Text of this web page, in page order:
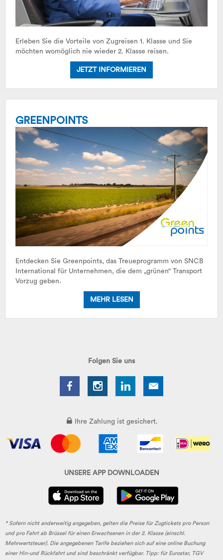
Erleben Sie die Vorteile von Zugreisen 1. Klasse und Sie
möchten womöglich nie wieder 2. Klasse reisen.
JETZT INFORMIEREN
GREENPOINTS
Entdecken Sie Greenpoints, das Treueprogramm von SNCB
International für Unternehmen, die dem „grünen“ Transport
Vorzug geben.
MEHR LESEN
Folgen Sie uns
Ihre Zahlung ist gesichert.
UNSERE APP DOWNLOADEN
* Sofern nicht anderweitig angegeben, gelten die Preise für Zugtickets pro Person
und pro Fahrt ab Brüssel für einen Erwachsenen in der 2. Klasse (einschl.
Mehrwertsteuer). Die angegebenen Tarife beziehen sich auf eine online Buchung
einer Hin-und Rückfahrt und sind beschränkt verfügbar. Tipp: für Eurostar, TGV